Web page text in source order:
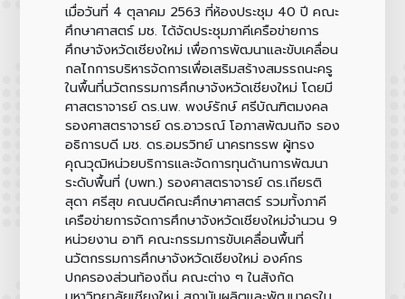
เมื่อวันที่ 4 ตุลาคม 2563 ที่ห้องประชุม 40 ปี คณะ
ศึกษาศาสตร์ มช. ได้จัดประชุมภาคีเครือข่ายการ
ศึกษาจังหวัดเชียงใหม่ เพื่อการพัฒนาและขับเคลื่อน
กลไกการบริหารจัดการเพื่อเสริมสร้างสมรรถนะครู
ในพื้นที่นวัตกรรมการศึกษาจังหวัดเชียงใหม่ โดยมี
ศาสตราจารย์ ดร.นพ. พงษ์รักษ์ ศรีบัณฑิตมงคล
รองศาสตราจารย์ ดร.อาวรณ์ โอภาสพัฒนกิจ รอง
อธิการบดี มช. ดร.อมรวิทย์ นาครทรรพ ผู้ทรง
คุณวุฒิหน่วยบริการและจัดการทุนด้านการพัฒนา
ระดับพื้นที่ (บพท.) รองศาสตราจารย์ ดร.เกียรติ
สุดา ศรีสุข คณบดีคณะศึกษาศาสตร์ รวมทั้งภาคี
เครือข่ายการจัดการศึกษาจังหวัดเชียงใหม่จำนวน 9
หน่วยงาน อาทิ คณะกรรมการขับเคลื่อนพื้นที่
นวัตกรรมการศึกษาจังหวัดเชียงใหม่ องค์กร
ปกครองส่วนท้องถิ่น คณะต่าง ๆ ในสังกัด